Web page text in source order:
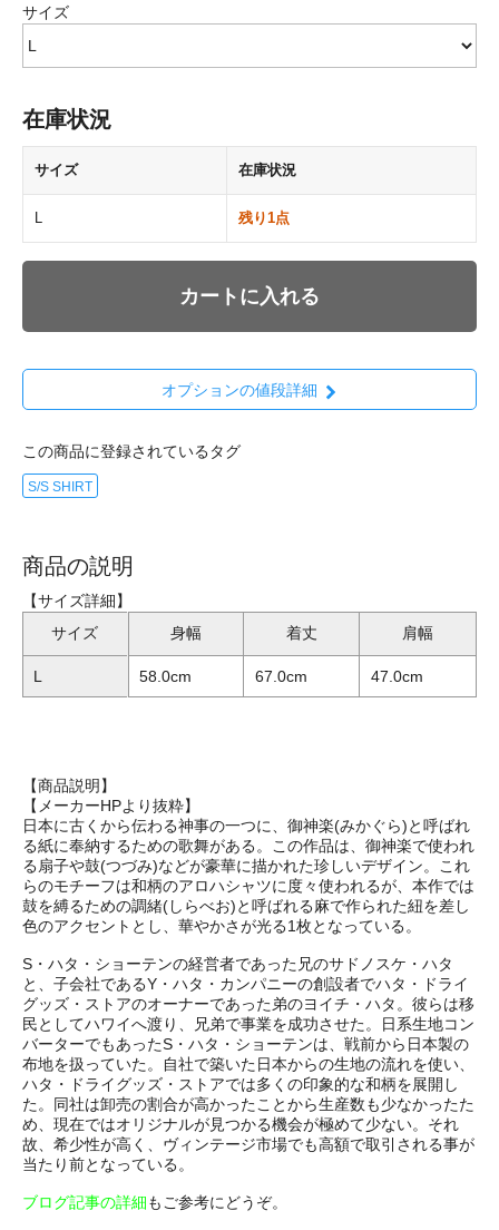
サイズ
在庫状況
サイズ 在庫状況
残り1点
カートに入れる
オプションの値段詳細
この商品に登録されているタグ
S/S SHIRT
商品の説明
【サイズ詳細】
サイズ
身幅 着丈 肩幅
L 58.0cm 67.0cm 47.0cm
【商品説明】
【メーカーHPより抜粋】
日本に古くから伝わる神事の一つに、御神楽(みかぐら)と呼ばれ
る紙に奉納するための歌舞がある。この作品は、御神楽で使われ
る扇子や鼓(つづみ)などが豪華に描かれた珍しいデザイン。これ
らのモチーフは和柄のアロハシャツに度々使われるが、本作では
鼓を縛るための調緒(しらべお)と呼ばれる麻で作られた紐を差し
色のアクセントとし、華やかさが光る1枚となっている。
S・ハタ・ショーテンの経営者であった兄のサドノスケ・ハタ
と、子会社であるY・ハタ・カンパニーの創設者でハタ・ドライ
グッズ・ストアのオーナーであった弟のヨイチ・ハタ。彼らは移
民としてハワイへ渡り、兄弟で事業を成功させた。日系生地コン
バーターでもあったS・ハタ・ショーテンは、戦前から日本製の
布地を扱っていた。自社で築いた日本からの生地の流れを使い、
ハタ・ドライグッズ・ストアでは多くの印象的な和柄を展開し
た。同社は卸売の割合が高かったことから生産数も少なかったた
め、現在ではオリジナルが見つかる機会が極めて少ない。それ
故、希少性が高く、ヴィンテージ市場でも高額で取引される事が
当たり前となっている。
ブログ記事の詳細もご参考にどうぞ。